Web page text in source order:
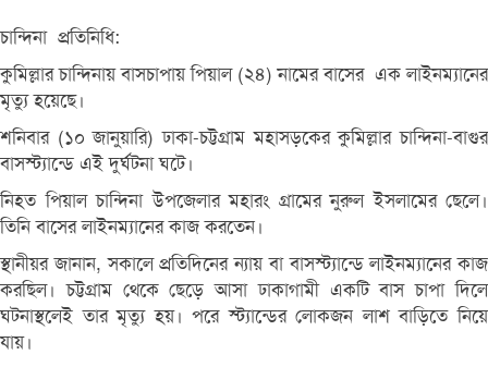
চান্দিনা প্রতিনিধি:
কুমিল্লার চান্দিনায় বাসচাপায় পিয়াল (২৪) নামের বাসের এক লাইনম্যানের
মৃত্যু হয়েছে।
শনিবার (১০ জানুয়ারি) ঢাকা-চট্টগ্রাম মহাসড়কের কুমিল্লার চান্দিনা-বাগুর
বাসস্ট্যান্ডে এই দুর্ঘটনা ঘটে।
নিহত পিয়াল চান্দিনা উপজেলার মহারং গ্রামের নুরুল ইসলামের ছেলে।
তিনি বাসের লাইনম্যানের কাজ করতেন।
স্থানীয়র জানান, সকালে প্রতিদিনের ন্যায় বা বাসস্ট্যান্ডে লাইনম্যানের কাজ
করছিল। চট্টগ্রাম থেকে ছেড়ে আসা ঢাকাগামী একটি বাস চাপা দিলে
ঘটনাস্থলেই তার মৃত্যু হয়। পরে স্ট্যান্ডের লোকজন লাশ বাড়িতে নিয়ে
যায়।